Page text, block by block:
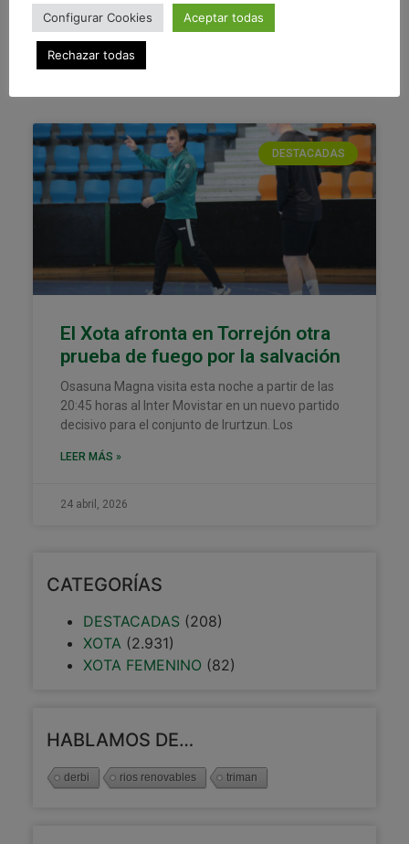
LEER MÁS »
24 abril, 2026
DESTACADAS
El Xota afronta en Torrejón otra
prueba de fuego por la salvación
Osasuna Magna visita esta noche a partir de las
20:45 horas al Inter Movistar en un nuevo partido
decisivo para el conjunto de Irurtzun. Los
LEER MÁS »
24 abril, 2026
CATEGORÍAS
DESTACADAS (208)
XOTA(2.931)
XOTA FEMENINO (82)
HABLAMOS DE…
derbi rios renovables triman
Configurar Cookies Aceptar todas
Rechazar todas